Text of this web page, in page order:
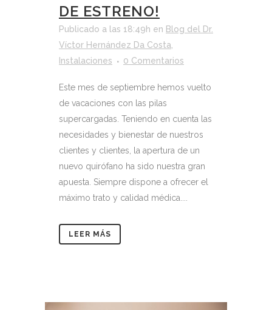
DE ESTRENO!
Publicado a las 18:49h en Blog del Dr.
Víctor Hernández Da Costa
Instalaciones
0 Comentarios
Este mes de septiembre hemos vuelto
de vacaciones con las pilas
supercargadas. Teniendo en cuenta las
necesidades y bienestar de nuestros
clientes y clientes, la apertura de un
nuevo quirófano ha sido nuestra gran
apuesta. Siempre dispone a ofrecer el
máximo trato y calidad médica....
LEER MÁS